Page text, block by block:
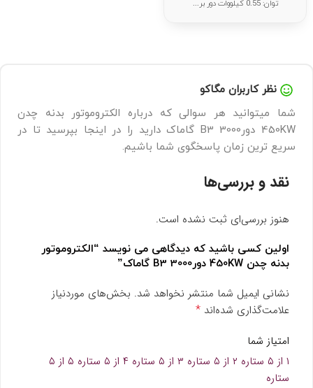
توان: 0.55 کیلووات دور بر...
نظر کاربران مگاکو
شما میتوانید هر سوالی که درباره الکتروموتور بدنه چدن
450KW دور3000 B3 گاماک دارید را در اینجا بپرسید تا در
سریع ترین زمان پاسخگوی شما باشیم.
نقد و بررسی‌ها
هنوز بررسی‌ای ثبت نشده است.
اولین کسی باشید که دیدگاهی می نویسد “الکتروموتور
بدنه چدن 450KW دور3000 B3 گاماک”
نشانی ایمیل شما منتشر نخواهد شد. بخش‌های موردنیاز
علامت‌گذاری شده‌اند *
امتیاز شما
۱ از ۵ ستاره
۲ از ۵ ستاره ۳ از ۵ ستاره ۴ از ۵ ستاره
۵ از ۵
ستاره